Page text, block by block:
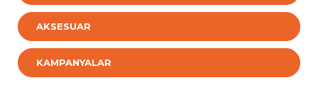
AKSESUAR
KAMPANYALAR